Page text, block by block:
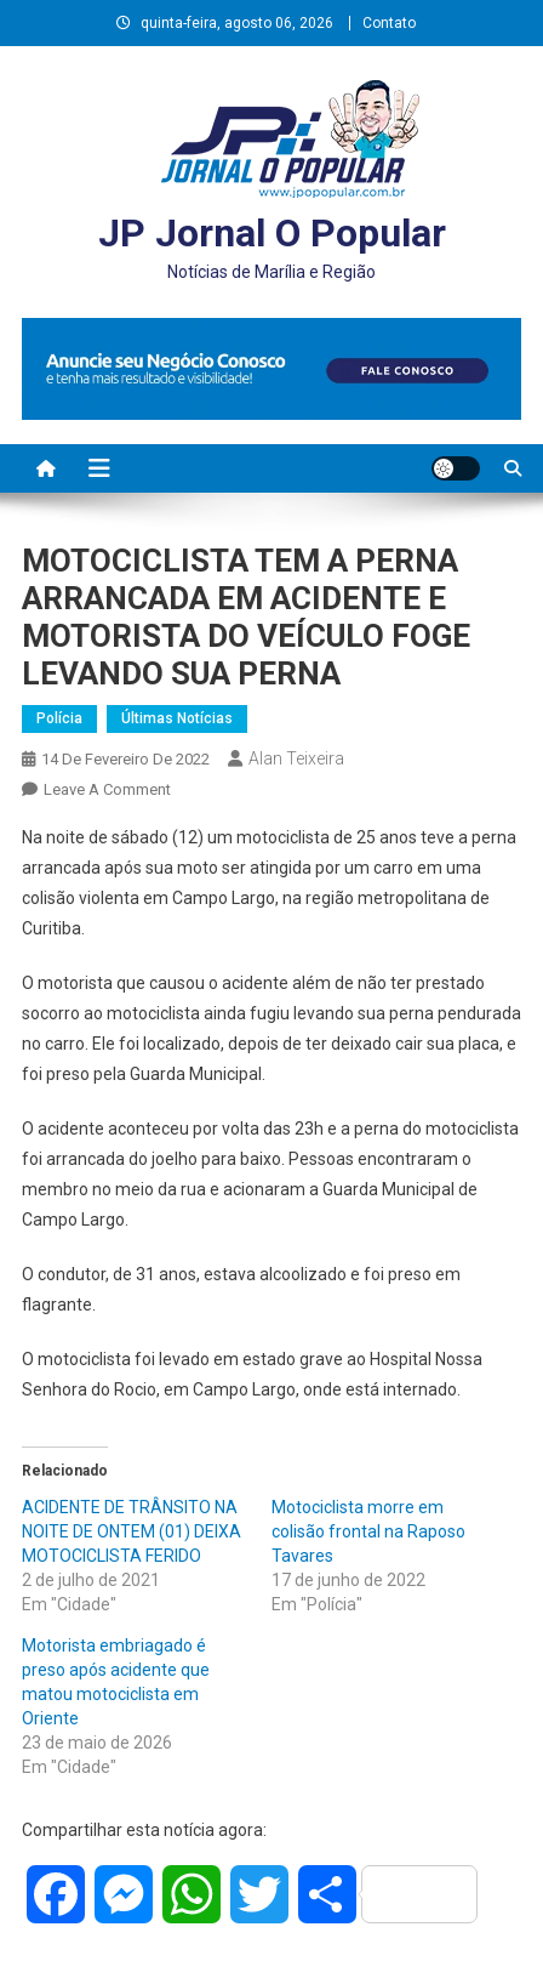
to
quinta-feira, agosto 06, 2026 Contato
JP Jornal O Popular
Notícias de Marília e Região
MOTOCICLISTA TEM A PERNA
ARRANCADA EM ACIDENTE E
MOTORISTA DO VEÍCULO FOGE
LEVANDO SUA PERNA
Polícia Últimas Notícias
14 De Fevereiro De 2022 Alan Teixeira
Leave A CommentOn
TEM
A
PERNA
ACIDENTE
E
MOTORISTA
DO
FOGE
LEVANDO
Na noite de sábado (12) um motociclista de 25 anos teve a perna
arrancada após sua moto ser atingida por um carro em uma
colisão violenta em Campo Largo, na região metropolitana de
Curitiba.
O motorista que causou o acidente além de não ter prestado
socorro ao motociclista ainda fugiu levando sua perna pendurada
no carro. Ele foi localizado, depois de ter deixado cair sua placa, e
foi preso pela Guarda Municipal.
O acidente aconteceu por volta das 23h e a perna do motociclista
foi arrancada do joelho para baixo. Pessoas encontraram o
membro no meio da rua e acionaram a Guarda Municipal de
Campo Largo.
O condutor, de 31 anos, estava alcoolizado e foi preso em
flagrante.
O motociclista foi levado em estado grave ao Hospital Nossa
Senhora do Rocio, em Campo Largo, onde está internado.
Relacionado
ACIDENTE DE TRÂNSITO NA
NOITE DE ONTEM (01) DEIXA
MOTOCICLISTA FERIDO
2 de julho de 2021
Em "Cidade"
Motociclista morre em
colisão frontal na Raposo
Tavares
17 de junho de 2022
Em "Polícia"
Motorista embriagado é
preso após acidente que
matou motociclista em
Oriente
23 de maio de 2026
Em "Cidade"
Compartilhar esta notícia agora:
Facebook MessengerWhatsAppTwitter Share